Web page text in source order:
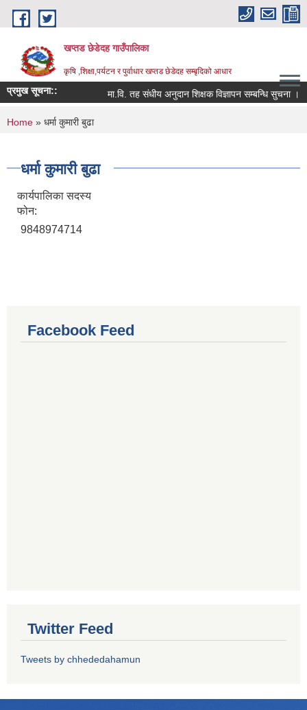
Skip to main content
खप्तड छेडेदह गाउँपालिका
कृषि ,शिक्षा,पर्यटन र पुर्वाधार खप्तड छेडेदह सम्बृदिको आधार
प्रमुख सूचना:: मा.वि. तह संधीय अनुदान शिक्षक विज्ञापन सम्बन्धि सुचना ।
You are here
Home » धर्मा कुमारी बुढा
धर्मा कुमारी बुढा
कार्यपालिका सदस्य
फोन:
9848974714
Facebook Feed
Twitter Feed
Tweets by chhededahamun